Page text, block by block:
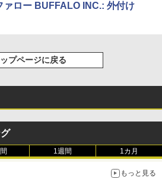
ロー BUFFALO INC.: 外付け
ップページに戻る
1週間 1カ月
もっと見る